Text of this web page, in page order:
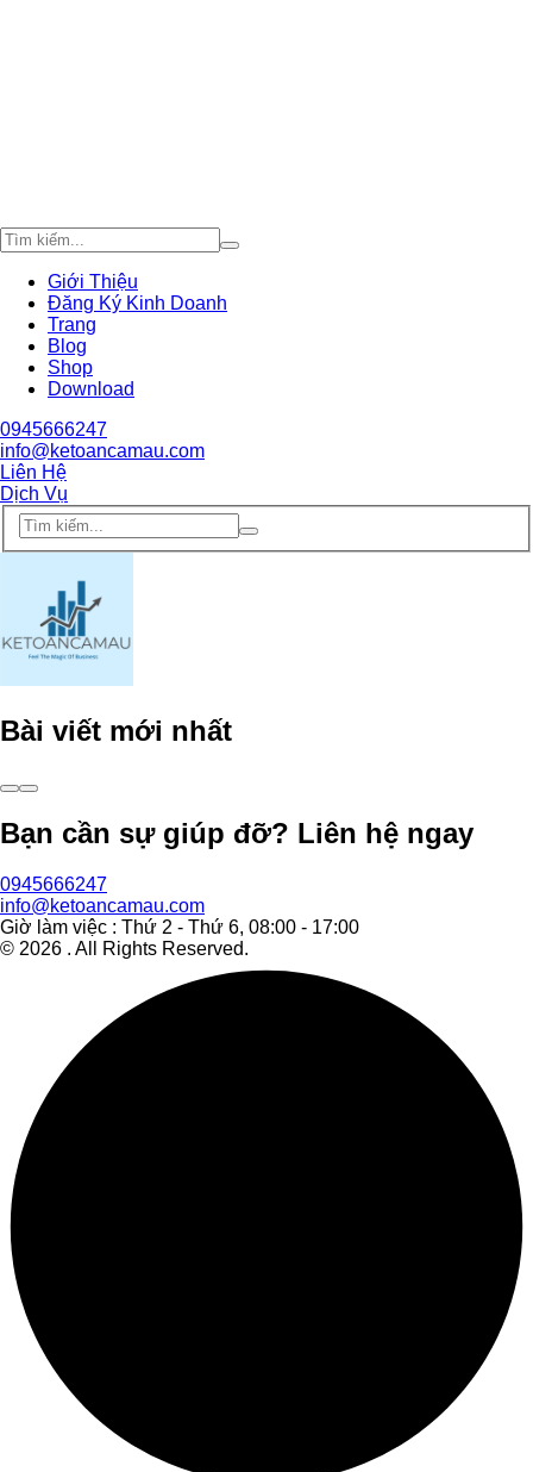
Giới Thiệu
Đăng Ký Kinh Doanh
Trang
Blog
Shop
Download
0945666247
info@ketoancamau.com
Liên Hệ
Dịch Vụ
Bài viết mới nhất
Bạn cần sự giúp đỡ? Liên hệ ngay
0945666247
info@ketoancamau.com
Giờ làm việc : Thứ 2 - Thứ 6, 08:00 - 17:00
© 2026 . All Rights Reserved.